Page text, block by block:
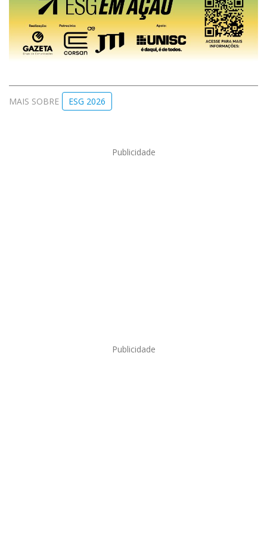
MAIS SOBRE ESG 2026
Publicidade
Publicidade